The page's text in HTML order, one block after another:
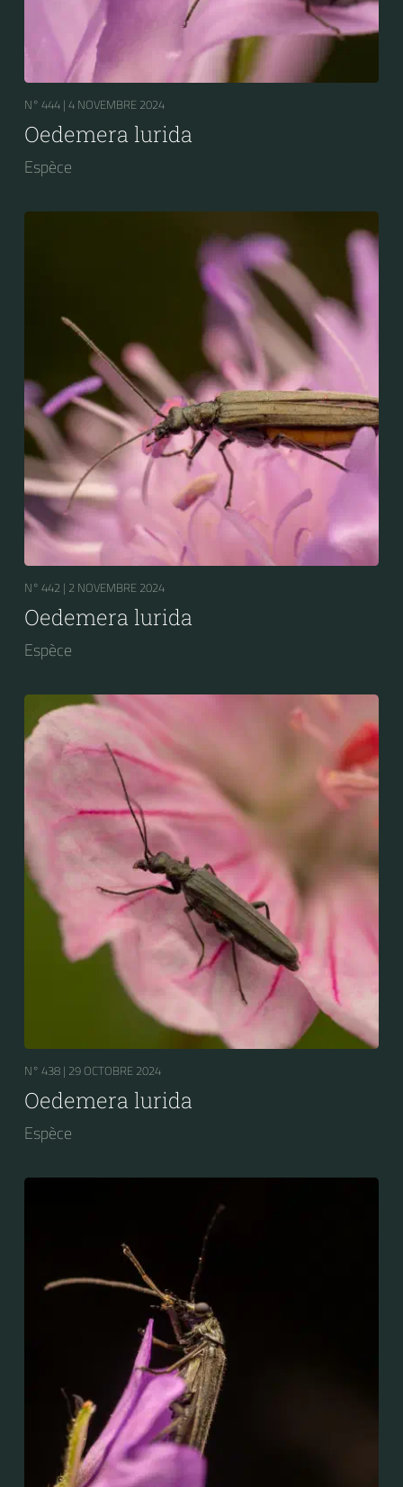
N° 444 | 4 NOVEMBRE 2024
Oedemera lurida
Espèce
N° 442 | 2 NOVEMBRE 2024
Oedemera lurida
Espèce
N° 438 | 29 OCTOBRE 2024
Oedemera lurida
Espèce